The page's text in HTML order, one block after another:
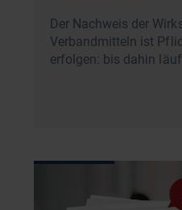
Der Nachweis der
Verbandmitteln ist
erfolgen: bis dahin